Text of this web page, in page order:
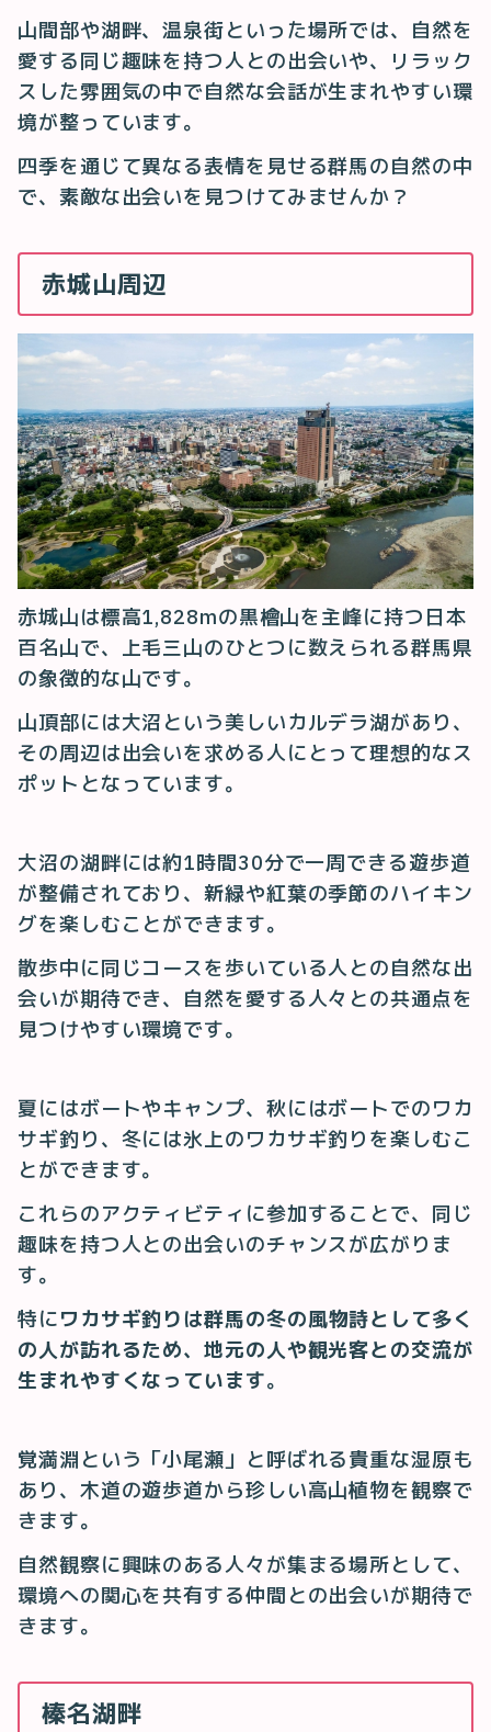
山間部や湖畔、温泉街といった場所では、自然を
愛する同じ趣味を持つ人との出会いや、リラック
スした雰囲気の中で自然な会話が生まれやすい環
境が整っています。
四季を通じて異なる表情を見せる群馬の自然の中
で、素敵な出会いを見つけてみませんか？
赤城山周辺
赤城山は標高1,828mの黒檜山を主峰に持つ日本
百名山で、上毛三山のひとつに数えられる群馬県
の象徴的な山です。
山頂部には大沼という美しいカルデラ湖があり、
その周辺は出会いを求める人にとって理想的なス
ポットとなっています。
大沼の湖畔には約1時間30分で一周できる遊歩道
が整備されており、新緑や紅葉の季節のハイキン
グを楽しむことができます。
散歩中に同じコースを歩いている人との自然な出
会いが期待でき、自然を愛する人々との共通点を
見つけやすい環境です。
夏にはボートやキャンプ、秋にはボートでのワカ
サギ釣り、冬には氷上のワカサギ釣りを楽しむこ
とができます。
これらのアクティビティに参加することで、同じ
趣味を持つ人との出会いのチャンスが広がりま
す。
特にワカサギ釣りは群馬の冬の風物詩として多く
の人が訪れるため、地元の人や観光客との交流が
生まれやすくなっています。
覚満淵という「小尾瀬」と呼ばれる貴重な湿原も
あり、木道の遊歩道から珍しい高山植物を観察で
きます。
自然観察に興味のある人々が集まる場所として、
環境への関心を共有する仲間との出会いが期待で
きます。
榛名湖畔